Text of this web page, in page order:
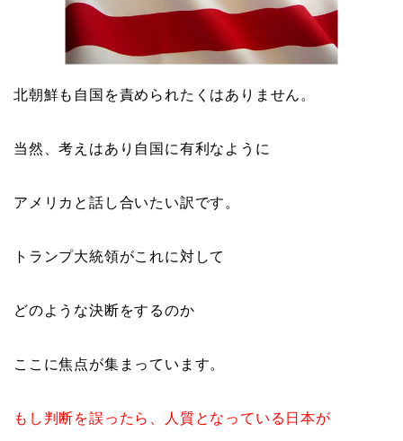
北朝鮮も自国を責められたくはありません。
当然、考えはあり自国に有利なように
アメリカと話し合いたい訳です。
トランプ大統領がこれに対して
どのような決断をするのか
ここに焦点が集まっています。
もし判断を誤ったら、人質となっている日本が